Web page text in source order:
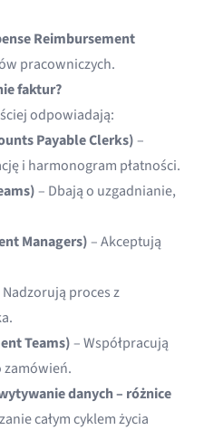
Reimbursement
pracowniczych.
faktur?
odpowiadają:
Payable Clerks)–
i harmonogram płatności.
– Dbają o uzgadnianie,
Managers)– Akceptują
Nadzorują proces z
Teams)– Współpracują
danych – różnice
całym cyklem życia